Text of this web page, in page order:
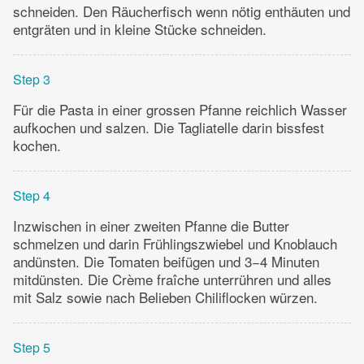
schneiden. Den Räucherfisch wenn nötig enthäuten und
entgräten und in kleine Stücke schneiden.
Step 3
Für die Pasta in einer grossen Pfanne reichlich Wasser
aufkochen und salzen. Die Tagliatelle darin bissfest
kochen.
Step 4
Inzwischen in einer zweiten Pfanne die Butter
schmelzen und darin Frühlingszwiebel und Knoblauch
andünsten. Die Tomaten beifügen und 3−4 Minuten
mitdünsten. Die Crème fraîche unterrühren und alles
mit Salz sowie nach Belieben Chiliflocken würzen.
Step 5